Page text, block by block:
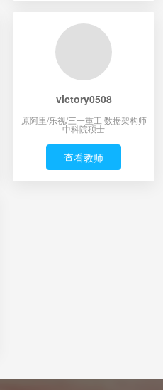
victory0508
原阿里/乐视/三一重工 数据架构师
中科院硕士
查看教师